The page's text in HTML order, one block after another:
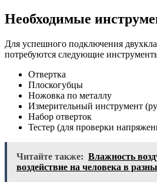
Необходимые
Для успешного подключения
потребуются следующие
Отвертка
Плоскогубцы
Ножовка по металлу
Измерительный инструмент
Набор отверток
Тестер (для проверки
Читайте также: Влажность
воздействие на человека в